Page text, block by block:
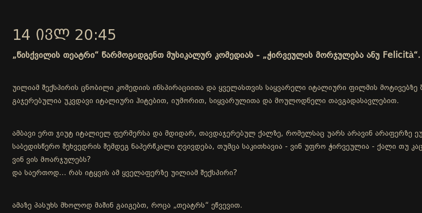
14 ᲘᲕᲚ 20:45
„წისქვილის თეატრი“ წარმოგიდგენთ მუსიკალურ კომედიას - „ჭირვეულის მორჯულება ანუ Felicità“.
უილიამ შექსპირის ცნობილი კომედიის ინსპირაციითა და ყველასთვის საყვარელი იტალიური ფილმის
გაჯერებულია უკვდავი იტალიური ჰიტებით, იუმორით, სიყვარულითა და მოულოდნელი თავგადასავლებით.
ამბავი ერთ ჯიუტ იტალიელ ფერმერსა და მდიდარ, თავდაჯერებულ ქალზე, რომელსაც უარს არავინ არაფერზე
საბედისწერო შეხვედრის შემდეგ ნაპერწკალი ღვივდება, თუმცა საკითხავია - ვინ უფრო ჭირვეულია - ქალი თუ
ვინ ვის მოარჯულებს?
და საერთოდ… რას იტყვის ამ ყველაფერზე უილიამ შექსპირი?
ამაზე პასუხს მხოლოდ მაშინ გაიგებთ, როცა „თეატრს“ ეწვევით.